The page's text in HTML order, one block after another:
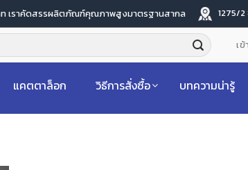
ท เราคัดสรรผลิตภัณฑ์คุณภาพสูงมาตรฐานสากล 1275/2
เ
แคตตาล็อก วิธีการสั่งซื้อ บทความน่ารู้